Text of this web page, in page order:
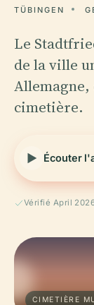
TÜBINGEN
Le
de la ville
Allemagne,
cimetière.
Écouter
Vérifié April
CIMETIÈRE